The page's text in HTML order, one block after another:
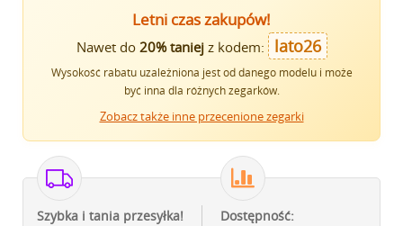
Letni czas zakupów!
Nawet do 20% taniejz kodem: lato26
Wysokość rabatu uzależniona jest od danego modelu i może
być inna dla różnych zegarków.
Zobacz także inne przecenione zegarki
Szybka i tania przesyłka!
Dostępność: